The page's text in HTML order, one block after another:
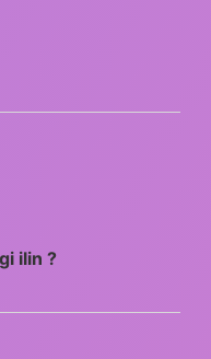
ilin ?